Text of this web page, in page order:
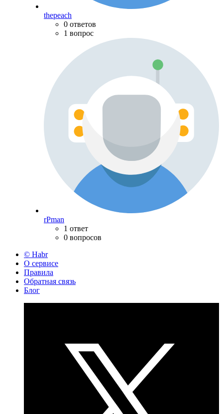
thepeach
0 ответов
1 вопрос
rPman
1 ответ
0 вопросов
© Habr
О сервисе
Правила
Обратная связь
Блог